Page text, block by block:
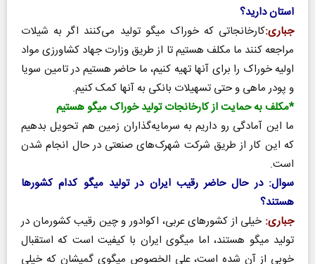
استان دارید؟
جباری:کارخانجاتی که خوراک میگو تولید می‌کنند اگر به شیلات
مراجعه کنند ما مکلف هستیم تا از طریق وزارت جهاد کشاورزی مواد
اولیه خوراک را برای آنها تهیه کنیم، ما حاضر هستیم در تامین سویا
و پودر ماهی و حتی تسهیلات بانکی به آنها کمک کنیم.
*مکلف به حمایت از کارخانجات تولید خوراک میگو هستیم
ما این آمادگی رو داریم به سرمایه‌گذاران زمین هم تحویل بدهیم
که این کار از طریق شرکت شهرک‌های صنعتی در حال انجام شدن
است.
سوال: در حال حاضر رقیب ایران در تولید میگو کدام کشورها
هستند؟
جباری: خیلی از کشورهای عربی، اکوادور و چین رقیب کشورمان در
تولید میگو هستند، اما میگوی ایران با کیفیت است که استقبال
خوبی از آن شده است، علی الخصوص میگوی گمیشان که خیلی